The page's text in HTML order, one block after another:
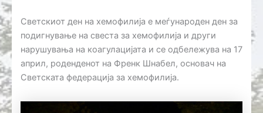
Светскиот ден на хемофилија е меѓународен ден за
подигнување на свеста за хемофилија и други
нарушувања на коагулацијата и се одбележува на 17
април, роденденот на Френк Шнабел, основач на
Светската федерација за хемофилија.